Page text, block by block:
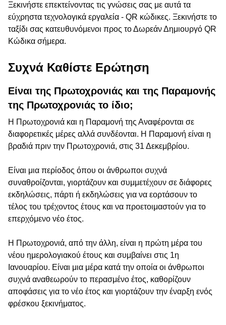
Ξεκινήστε επεκτείνοντας τις γνώσεις σας με αυτά τα
εύχρηστα τεχνολογικά εργαλεία - QR κώδικες. Ξεκινήστε το
ταξίδι σας κατευθυνόμενοι προς το Δωρεάν Δημιουργό QR
Κώδικα σήμερα.
Συχνά Καθίστε Ερώτηση
Είναι της Πρωτοχρονιάς και της Παραμονής
της Πρωτοχρονιάς το ίδιο;
Η Πρωτοχρονιά και η Παραμονή της Αναφέρονται σε
διαφορετικές μέρες αλλά συνδέονται. Η Παραμονή είναι η
βραδιά πριν την Πρωτοχρονιά, στις 31 Δεκεμβρίου.
Είναι μια περίοδος όπου οι άνθρωποι συχνά
συναθροίζονται, γιορτάζουν και συμμετέχουν σε διάφορες
εκδηλώσεις, πάρτι ή εκδηλώσεις για να εορτάσουν το
τέλος του τρέχοντος έτους και να προετοιμαστούν για το
επερχόμενο νέο έτος.
Η Πρωτοχρονιά, από την άλλη, είναι η πρώτη μέρα του
νέου ημερολογιακού έτους και συμβαίνει στις 1η
Ιανουαρίου. Είναι μια μέρα κατά την οποία οι άνθρωποι
συχνά αναθεωρούν το περασμένο έτος, καθορίζουν
αποφάσεις για το νέο έτος και γιορτάζουν την έναρξη ενός
φρέσκου ξεκινήματος.